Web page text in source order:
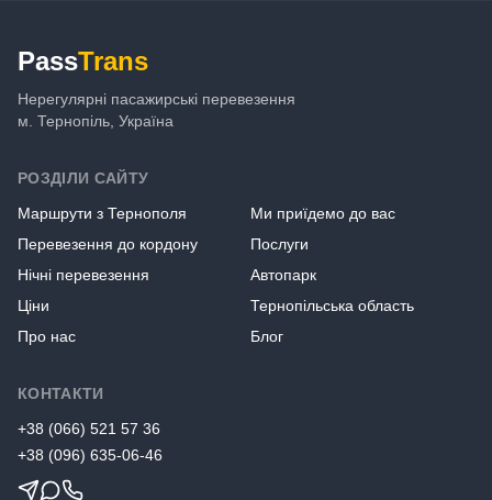
PassTrans
Нерегулярні пасажирські перевезення
м. Тернопіль, Україна
РОЗДІЛИ САЙТУ
Маршрути з Тернополя
Ми приїдемо до вас
Перевезення до кордону
Послуги
Нічні перевезення
Автопарк
Ціни
Тернопільська область
Про нас
Блог
КОНТАКТИ
+38 (066) 521 57 36
+38 (096) 635-06-46